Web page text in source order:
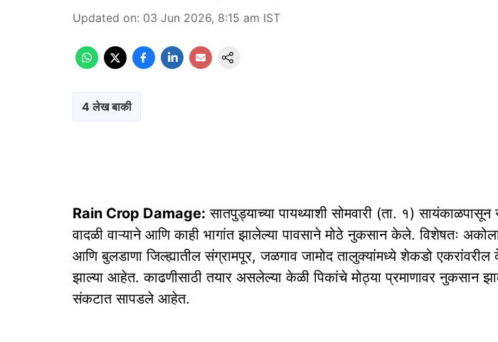
Updated on: 03 Jun 2026, 8:15 am IST
4 लेख बाकी
Rain Crop Damage: सातपुड्याच्या पायथ्याशी सोमवारी (ता. १)
वादळी वाऱ्याने आणि काही भागांत झालेल्या पावसाने मोठे नुकसान केले. विशेषतः अकोला
आणि बुलडाणा जिल्ह्यातील संग्रामपूर, जळगाव जामोद तालुक्यांमध्ये शेकडो एकरांवरील
झाल्या आहेत. काढणीसाठी तयार असलेल्या केळी पिकांचे मोठ्या प्रमाणावर नुकसान
संकटात सापडले आहेत.